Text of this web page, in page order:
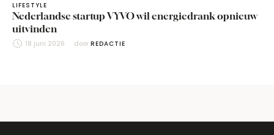
LIFESTYLE
Nederlandse startup VYVO wil energiedrank opnieuw
uitvinden
18 juni 2026 door REDACTIE